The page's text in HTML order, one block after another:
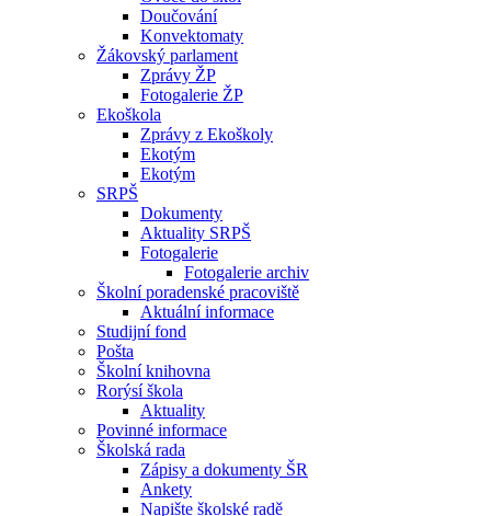
Doučování
Konvektomaty
Žákovský parlament
Zprávy ŽP
Fotogalerie ŽP
Ekoškola
Zprávy z Ekoškoly
Ekotým
Ekotým
SRPŠ
Dokumenty
Aktuality SRPŠ
Fotogalerie
Fotogalerie archiv
Školní poradenské pracoviště
Aktuální informace
Studijní fond
Pošta
Školní knihovna
Rorýsí škola
Aktuality
Povinné informace
Školská rada
Zápisy a dokumenty ŠR
Ankety
Napište školské radě